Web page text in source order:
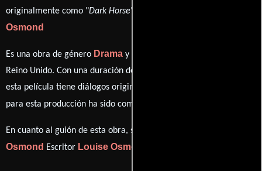
originalmente como "Dark Horse", está dirigida por
Osmond
Es una obra de género Drama y
Reino Unido. Con una duración de 01 hr 25 min (85 minutos),
esta película tiene diálogos originales en
para esta producción ha sido compuesta por
En cuanto al guión de esta obra, se encuentra a cargo de
Osmond Escritor Louise Osmond